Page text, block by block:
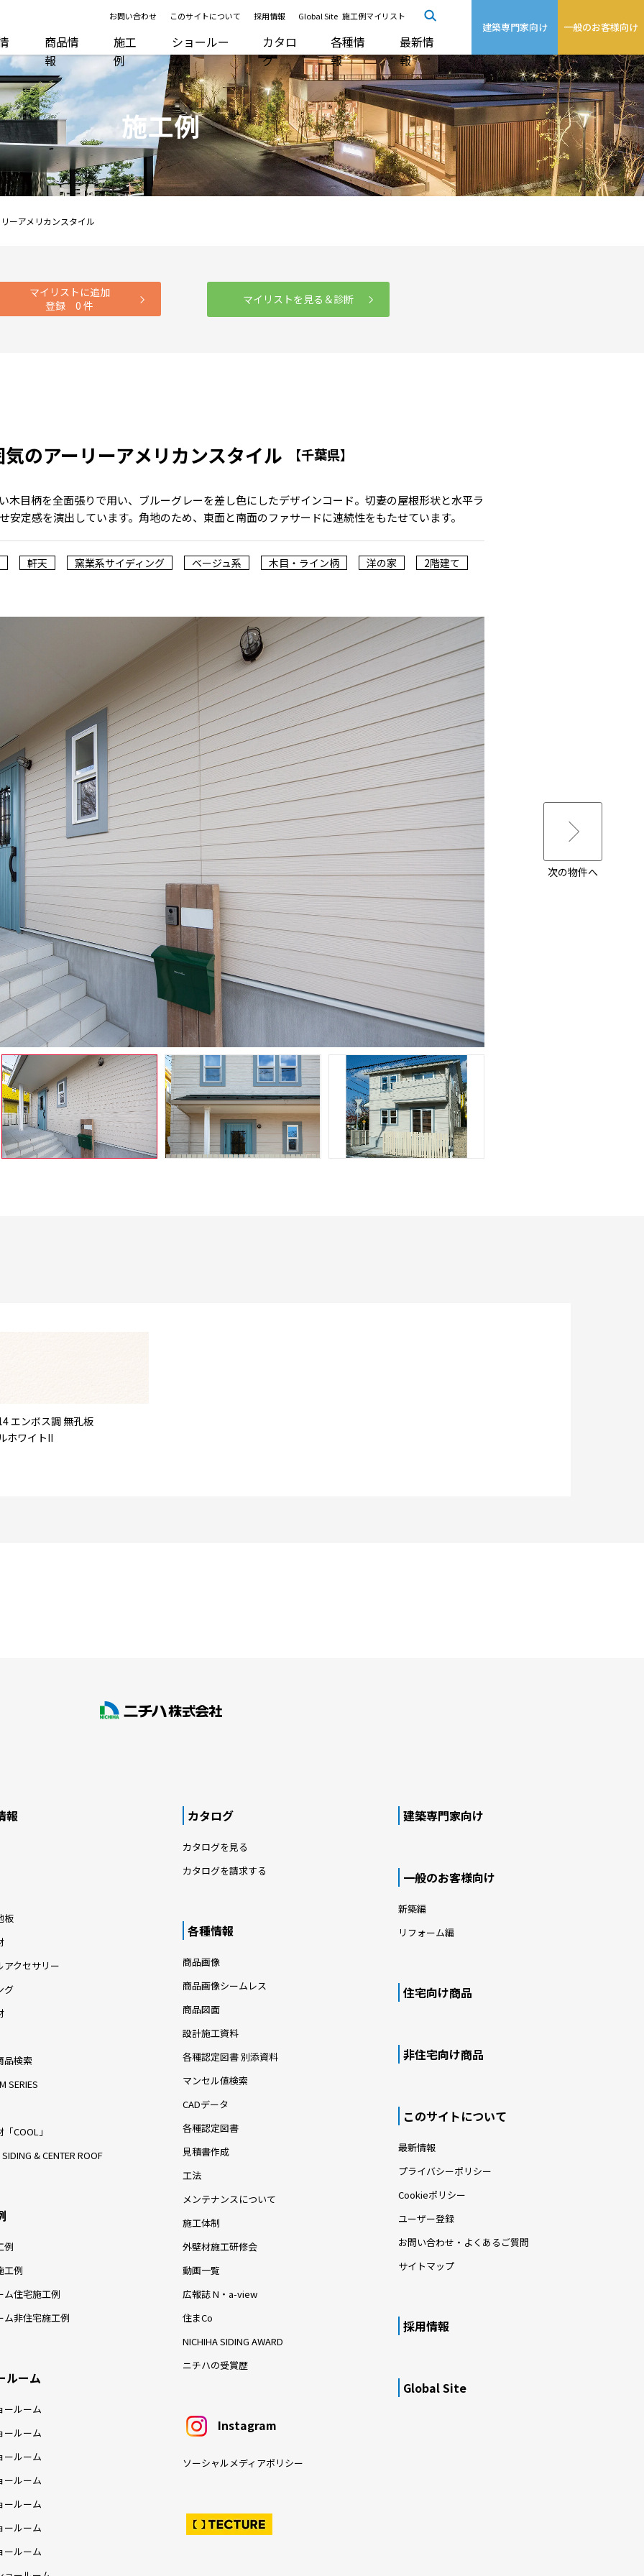
お問い合わせ このサイトについて 採用情報 Global Site 施工例マイリスト
商品情
報
施工
例
ショールー
ム
カタロ
グ
各種情
報
最新情
報
建築専門家向け 一般のお客様向け
施工例
ーアメリカンスタイル
マイリストに追加
登録0 件 マイリストを見る＆診断
のアーリーアメリカンスタイル 【千葉県】
木目柄を全面張りで用い、ブルーグレーを差し色にしたデザインコード。切妻の屋根形状と水平ラ
安定感を演出しています。角地のため、東面と南面のファサードに連続性をもたせています。
軒天 窯業系サイディング ベージュ系 木目・ライン柄 洋の家 2階建て
次の物件へ
エンボス調 無孔板
ホワイトII
報
板
アクセサリー
グ
品検索
SERIES
COOL」
SIDING & CENTER ROOF
例
工例
ム住宅施工例
ム非住宅施工例
ルーム
ールーム
ールーム
ールーム
ールーム
ールーム
ールーム
ールーム
カタログ
カタログを見る
カタログを請求する
各種情報
商品画像
商品画像シームレス
商品図面
設計施工資料
各種認定図書 別添資料
マンセル値検索
CADデータ
各種認定図書
見積書作成
工法
メンテナンスについて
施工体制
外壁材施工研修会
動画一覧
広報誌 N・a-view
住まCo
NICHIHA SIDING AWARD
ニチハの受賞歴
Instagram
ソーシャルメディアポリシー
建築専門家向け
一般のお客様向け
新築編
リフォーム編
住宅向け商品
非住宅向け商品
このサイトについて
最新情報
プライバシーポリシー
Cookieポリシー
ユーザー登録
お問い合わせ・よくあるご質問
サイトマップ
採用情報
Global Site